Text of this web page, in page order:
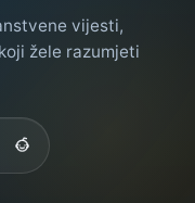
vijesti,
žele razumjeti